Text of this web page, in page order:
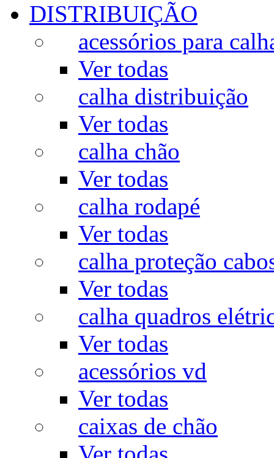
DISTRIBUIÇÃO
acessórios para
Ver todas
calha distribuição
Ver todas
calha chão
Ver todas
calha rodapé
Ver todas
calha proteção
Ver todas
calha quadros
Ver todas
acessórios vd
Ver todas
caixas de chão